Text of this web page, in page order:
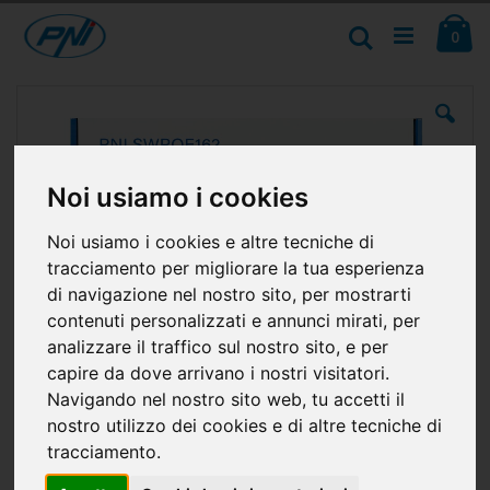
Noi usiamo i cookies
Noi usiamo i cookies e altre tecniche di
tracciamento per migliorare la tua esperienza
di navigazione nel nostro sito, per mostrarti
contenuti personalizzati e annunci mirati, per
analizzare il traffico sul nostro sito, e per
capire da dove arrivano i nostri visitatori.
Navigando nel nostro sito web, tu accetti il
nostro utilizzo dei cookies e di altre tecniche di
tracciamento.
Salta
al
contenuto
0
Cerca
immagini